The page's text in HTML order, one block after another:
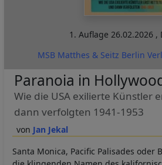
1. Auflage 26.02.2026 ,
MSB Matthes & Seitz Berlin
Jan Jekal
Paranoia in
Wie die USA exilierte Künstler
dann verfolgten 1941-1953
Santa Monica, Pacific Palisades oder